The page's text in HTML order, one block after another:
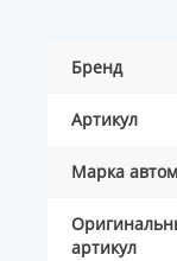
Бренд
Артикул
Марка
артикул